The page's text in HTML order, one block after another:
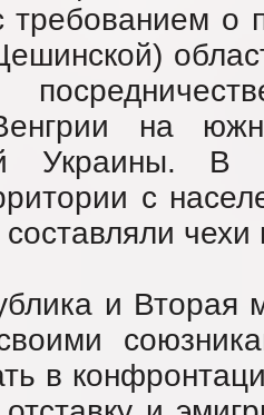
требованием о
на
Украины. В
с
чехи
и Вторая
в